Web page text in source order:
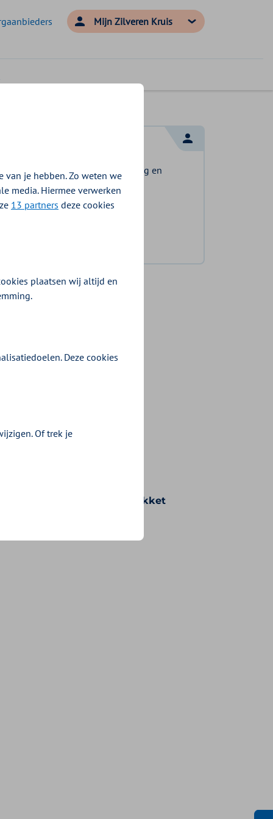
Mijn Zilveren Kruis
Log in en bekijk welke vergoeding en
voorwaarden voor u gelden.
voorwaarden die bij uw pakket
van je hebben. Zo weten we
media. Hiermee verwerken
13 partners deze cookies
plaatsen wij altijd en
Deze cookies
Of trek je